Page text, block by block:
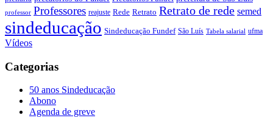
professor Professores reajuste Rede Retrato Retrato de rede semed
sindeducação Sindeducação Fundef São Luís Tabela salarial ufma
Vídeos
Categorias
50 anos Sindeducação
Abono
Agenda de greve